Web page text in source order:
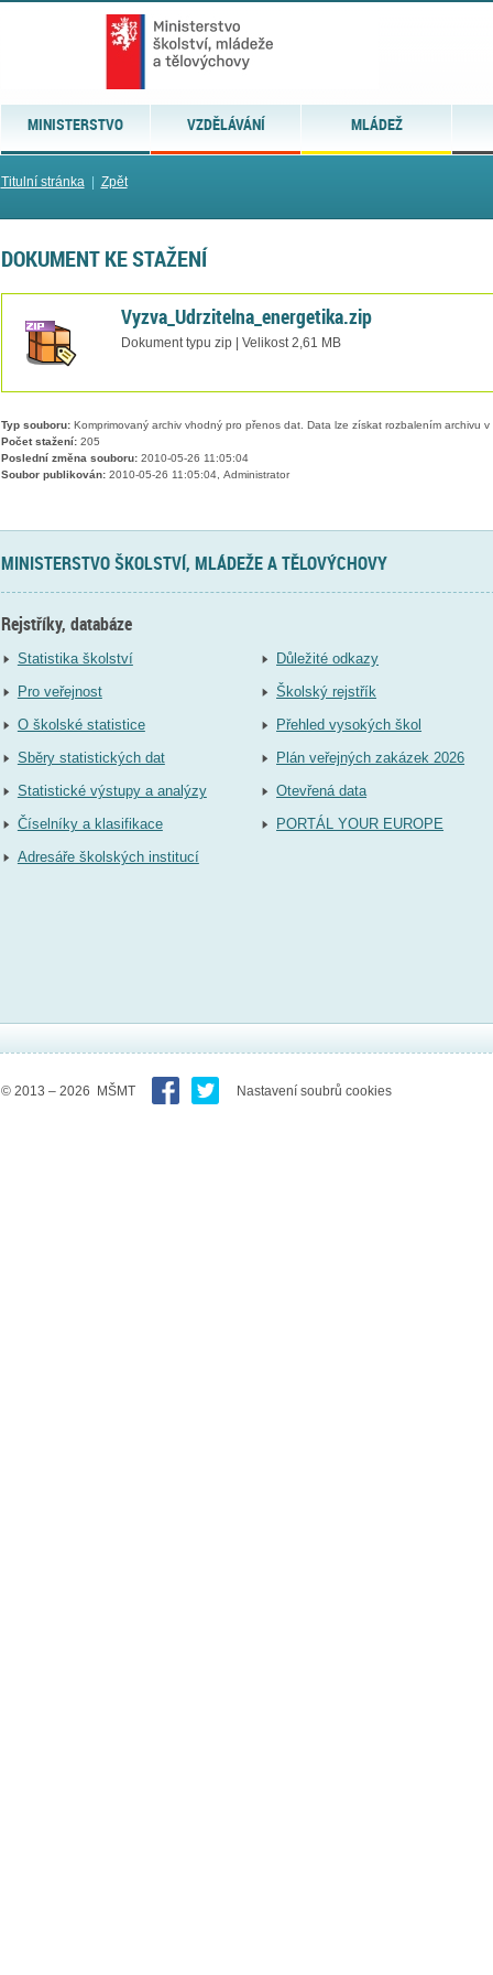
MINISTERSTVO VZDĚLÁVÁNÍ MLÁDEŽ
Titulní stránka| Zpět
DOKUMENT KE STAŽENÍ
Vyzva_Udrzitelna_energetika.zip
Dokument typu zip | Velikost 2,61 MB
Typ souboru:Komprimovaný archiv vhodný pro přenos dat. Data lze získat rozbalením archivu
Počet stažení:205
Poslední změna souboru:2010-05-26 11:05:04
Soubor publikován:2010-05-26 11:05:04, Administrator
MINISTERSTVO ŠKOLSTVÍ, MLÁDEŽE A TĚLOVÝCHOVY
Rejstříky, databáze
Statistika školství
Pro veřejnost
O školské statistice
Sběry statistických dat
Statistické výstupy a analýzy
Číselníky a klasifikace
Adresáře školských institucí
Důležité odkazy
Školský rejstřík
Přehled vysokých škol
Plán veřejných zakázek 2026
Otevřená data
PORTÁL YOUR EUROPE
© 2013 – 2026 MŠMT Nastavení soubrů cookies